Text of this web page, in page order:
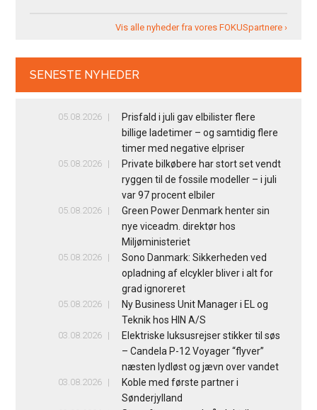
Vis alle nyheder fra vores FOKUSpartnere ›
SENESTE NYHEDER
05.08.2026
Prisfald i juli gav elbilister flere
billige ladetimer – og samtidig flere
timer med negative elpriser
05.08.2026
Private bilkøbere har stort set vendt
ryggen til de fossile modeller – i juli
var 97 procent elbiler
05.08.2026
Green Power Denmark henter sin
nye viceadm. direktør hos
Miljøministeriet
05.08.2026
Sono Danmark: Sikkerheden ved
opladning af elcykler bliver i alt for
grad ignoreret
05.08.2026
Ny Business Unit Manager i EL og
Teknik hos HIN A/S
03.08.2026
Elektriske luksusrejser stikker til søs
– Candela P-12 Voyager “flyver”
næsten lydløst og jævn over vandet
03.08.2026
Koble med første partner i
Sønderjylland